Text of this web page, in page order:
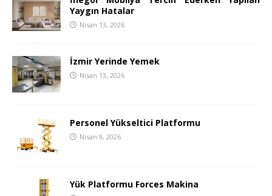
Yaygın Hatalar
Nisan 13, 2026
İzmir Yerinde Yemek
Nisan 13, 2026
Personel Yükseltici Platformu
Nisan 9, 2026
Yük Platformu Forces Makina